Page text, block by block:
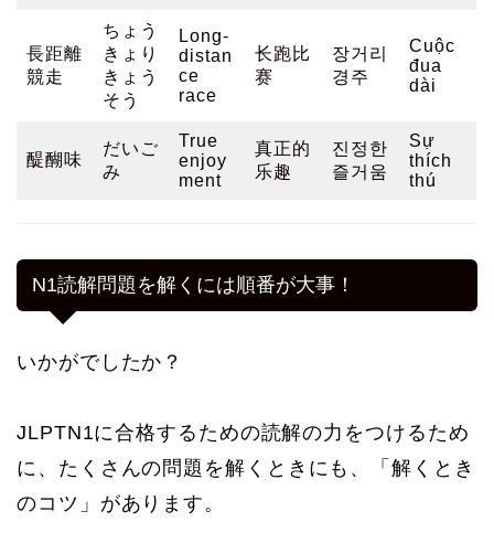
長距離
競走
ちょう
きょり
きょう
そう
Long-
distan
ce
race
长跑比
赛
장거리
경주
Cuộc
đua
dài
醍醐味
だいご
み
True
enjoy
ment
真正的
乐趣
진정한
즐거움
Sự
thích
thú
N1読解問題を解くには順番が大事！
いかがでしたか？
JLPTN1に合格するための読解の力をつけるため
に、たくさんの問題を解くときにも、「解くとき
のコツ」があります。